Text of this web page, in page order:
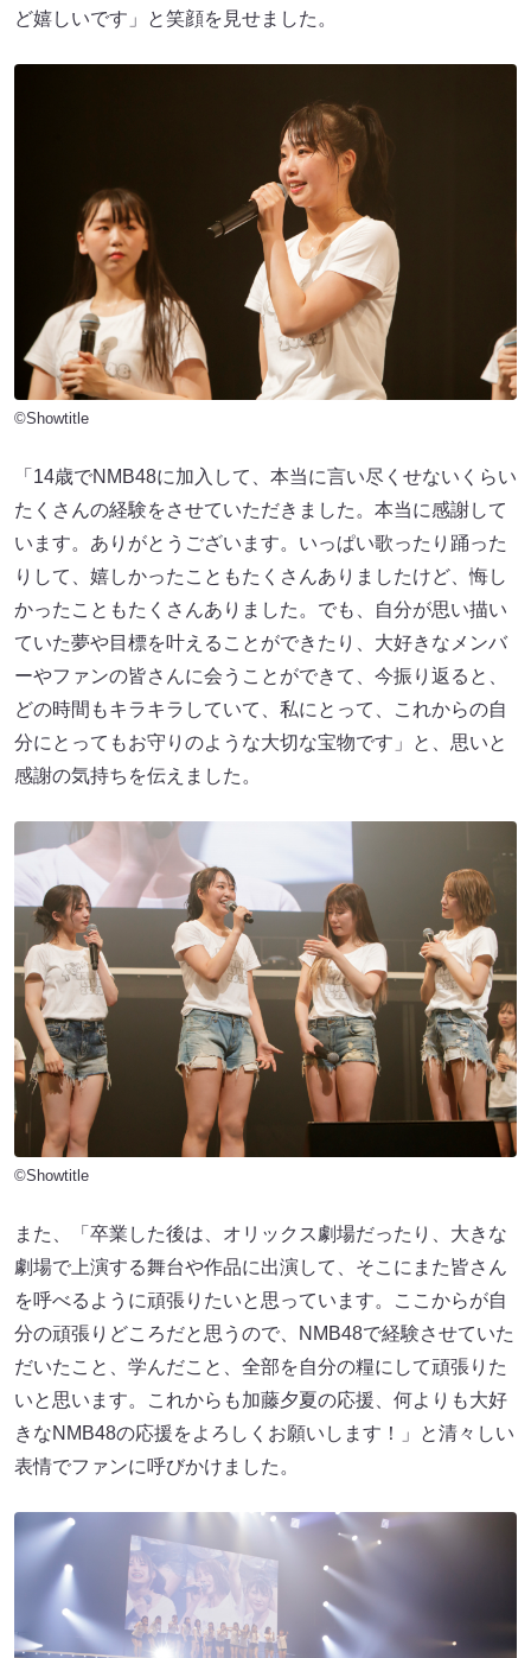
ど嬉しいです」と笑顔を見せました。
©Showtitle
「14歳でNMB48に加入して、本当に言い尽くせないくらい
たくさんの経験をさせていただきました。本当に感謝して
います。ありがとうございます。いっぱい歌ったり踊った
りして、嬉しかったこともたくさんありましたけど、悔し
かったこともたくさんありました。でも、自分が思い描い
ていた夢や目標を叶えることができたり、大好きなメンバ
ーやファンの皆さんに会うことができて、今振り返ると、
どの時間もキラキラしていて、私にとって、これからの自
分にとってもお守りのような大切な宝物です」と、思いと
感謝の気持ちを伝えました。
©Showtitle
また、「卒業した後は、オリックス劇場だったり、大きな
劇場で上演する舞台や作品に出演して、そこにまた皆さん
を呼べるように頑張りたいと思っています。ここからが自
分の頑張りどころだと思うので、NMB48で経験させていた
だいたこと、学んだこと、全部を自分の糧にして頑張りた
いと思います。これからも加藤夕夏の応援、何よりも大好
きなNMB48の応援をよろしくお願いします！」と清々しい
表情でファンに呼びかけました。